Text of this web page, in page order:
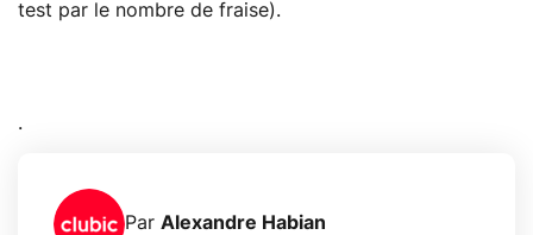
test par le nombre de fraise).
.
Par Alexandre Habian